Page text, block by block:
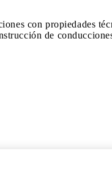
con propiedades
de